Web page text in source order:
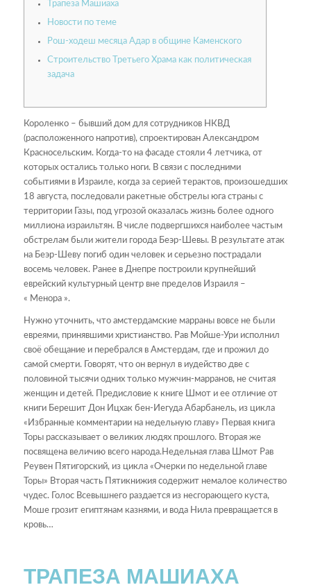
Трапеза Машиаха
Новости по теме
Рош-ходеш месяца Адар в общине Каменского
Строительство Третьего Храма как политическая
задача
Короленко – бывший дом для сотрудников НКВД
(расположенного напротив), спроектирован Александром
Красносельским. Когда-то на фасаде стояли 4 летчика, от
которых остались только ноги. В связи с последними
событиями в Израиле, когда за серией терактов, произошедших
18 августа, последовали ракетные обстрелы юга страны с
территории Газы, под угрозой оказалась жизнь более одного
миллиона израильтян. В числе подвергшихся наиболее частым
обстрелам были жители города Беэр-Шевы. В результате атак
на Беэр-Шеву погиб один человек и серьезно пострадали
восемь человек. Ранее в Днепре построили крупнейший
еврейский культурный центр вне пределов Израиля –
« Менора ».
Нужно уточнить, что амстердамские марраны вовсе не были
евреями, принявшими христианство. Рав Мойше-Ури исполнил
своё обещание и перебрался в Амстердам, где и прожил до
самой смерти. Говорят, что он вернул в иудейство две с
половиной тысячи одних только мужчин-марранов, не считая
женщин и детей. Предисловие к книге Шмот и ее отличие от
книги Берешит Дон Ицхак бен-Иегуда Абарбанель, из цикла
«Избранные комментарии на недельную главу» Первая книга
Торы рассказывает о великих людях прошлого. Вторая же
посвящена величию всего народа.Недельная глава Шмот Рав
Реувен Пятигорский, из цикла «Очерки по недельной главе
Торы» Вторая часть Пятикнижия содержит немалое количество
чудес. Голос Всевышнего раздается из несгорающего куста,
Моше грозит египтянам казнями, и вода Нила превращается в
кровь…
ТРАПЕЗА МАШИАХА